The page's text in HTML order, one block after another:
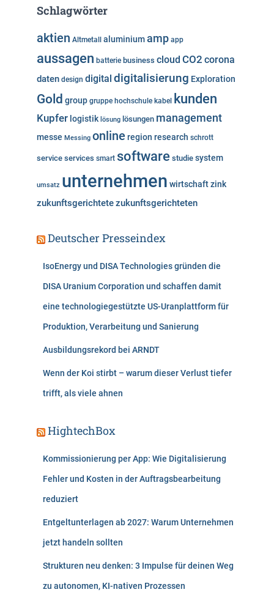
g
r
i
n
Schlagwörter
aktien Altmetall aluminiumamp app
aussagen batterie business cloud CO2 corona
daten design digital digitalisierung Exploration
Gold group gruppe hochschule kabel kunden
Kupfer logistik lösung lösungen management
messe Messing online region research schrott
service services smart software studie system
umsatz unternehmen wirtschaftzink
zukunftsgerichtetezukunftsgerichteten
Deutscher Presseindex
IsoEnergy und DISA Technologies gründen die
DISA Uranium Corporation und schaffen damit
eine technologiegestützte US-Uranplattform für
Produktion, Verarbeitung und Sanierung
Ausbildungsrekord bei ARNDT
Wenn der Koi stirbt – warum dieser Verlust tiefer
trifft, als viele ahnen
HightechBox
Kommissionierung per App: Wie Digitalisierung
Fehler und Kosten in der Auftragsbearbeitung
reduziert
Entgeltunterlagen ab 2027: Warum Unternehmen
jetzt handeln sollten
Strukturen neu denken: 3 Impulse für deinen Weg
zu autonomen, KI-nativen Prozessen